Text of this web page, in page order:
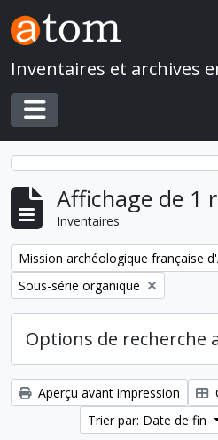
Skip to main content
Inventaires et archives
Toggle navigation
Affichage de 1
Inventaires
Remove filter:
Remove filter:
Sous-série organique
Options de recherche
Aperçu avant impression
Trier par: Date de fin